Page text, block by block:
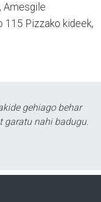
Amesgile
115 Pizzako kideek,
gehiago behar
garatu nahi badugu.